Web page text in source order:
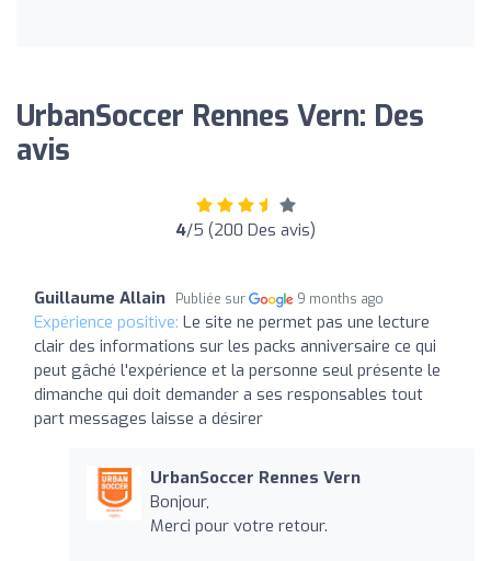
UrbanSoccer Rennes Vern: Des
avis
4/5 (200 Des avis)
Guillaume Allain Publiée sur 9 months ago
Expérience positive: Le site ne permet pas une lecture
clair des informations sur les packs anniversaire ce qui
peut gâché l'expérience et la personne seul présente le
dimanche qui doit demander a ses responsables tout
part messages laisse a désirer
UrbanSoccer Rennes Vern
Bonjour,
Merci pour votre retour.